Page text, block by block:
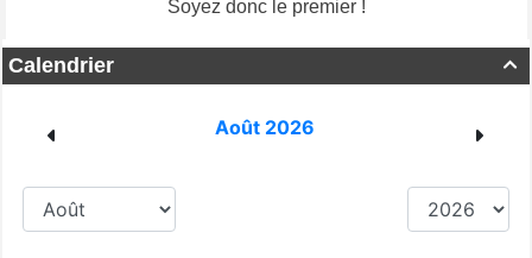

Calendrier
Soyez donc le premier !